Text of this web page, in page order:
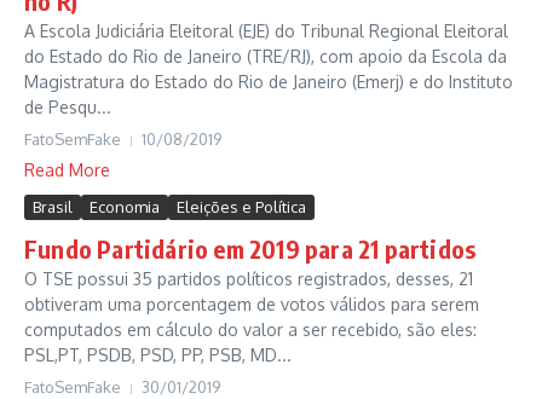
A Escola Judiciária Eleitoral (EJE) do Tribunal Regional Eleitoral
do Estado do Rio de Janeiro (TRE/RJ), com apoio da Escola da
Magistratura do Estado do Rio de Janeiro (Emerj) e do Instituto
de Pesqu...
FatoSemFake 10/08/2019
Read More
Brasil Economia Eleições e Política
Fundo Partidário em 2019 para 21 partidos
O TSE possui 35 partidos políticos registrados, desses, 21
obtiveram uma porcentagem de votos válidos para serem
computados em cálculo do valor a ser recebido, são eles:
PSL,PT, PSDB, PSD, PP, PSB, MD...
FatoSemFake 30/01/2019